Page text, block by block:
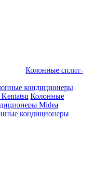
Колонные сплит-
кондиционеры
Колонные
Midea
кондиционеры